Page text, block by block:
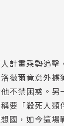
計畫乘勢追
薇爾竟意外
不禁困惑。
要「殺死人
國，如今這